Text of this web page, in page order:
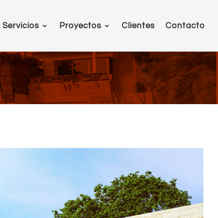
Servicios Proyectos Clientes Contacto